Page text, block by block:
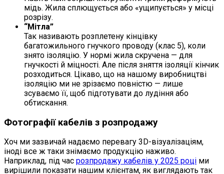
мідь. Жила сплющується або «ущипується» у місці
розрізу.
“Мітла”
Так називають розплетену кінцівку
багатожильного гнучкого проводу (клас 5), коли
знято ізоляцію. У нормі жила скручена — для
гнучкості й міцності. Але після зняття ізоляції кінчик
розходиться. Цікаво, що на нашому виробництві
ізоляцію ми не зрізаємо повністю — лише
зсуваємо її, щоб підготувати до лудіння або
обтискання.
Фотографії кабелів з розпродажу
Хоч ми зазвичай надаємо перевагу 3D-візуалізаціям,
іноді все ж таки знімаємо продукцію наживо.
Наприклад, під час розпродажу кабелів у 2025 році ми
вирішили показати нашим клієнтам, як виглядають так